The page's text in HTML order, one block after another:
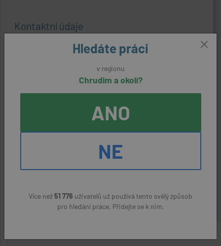
Kontaktní údaje
Zaměstnavatel:
Niuva transport s.r.o.
ODPOVĚDĚT NA NABÍDKU
Nahlásit podezřelý inzerát
Hledáte práci
v regionu
Chrudim a okolí?
ANO
NE
Více než51 776 uživatelů už používá tento svělý způsob
pro hledání práce. Přidejte se k nim.